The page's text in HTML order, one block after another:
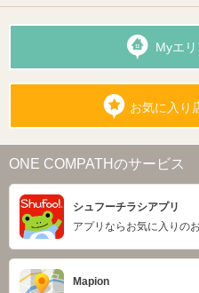
Myエ
お気に入り
ONE COMPATHのサービス
シュフーチラシアプリ
アプリならお気に入りの
Mapion